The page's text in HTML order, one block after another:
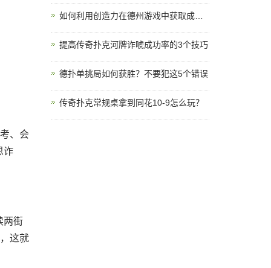
、会
诈
两街
这就
如何利用创造力在德州游戏中获取成功？
提高传奇扑克河牌诈唬成功率的3个技巧
德扑单挑局如何获胜？不要犯这5个错误
传奇扑克常规桌拿到同花10-9怎么玩？